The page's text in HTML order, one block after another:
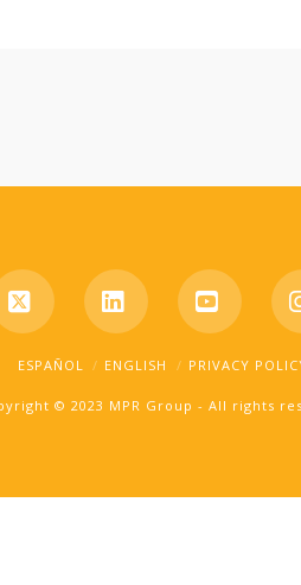
X LinkedIn
ESPAÑOL ENGLISH PRIVACY
© 2023 MPR Group - All rights